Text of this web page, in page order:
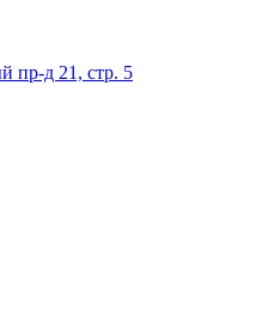
пр-д 21, стр. 5